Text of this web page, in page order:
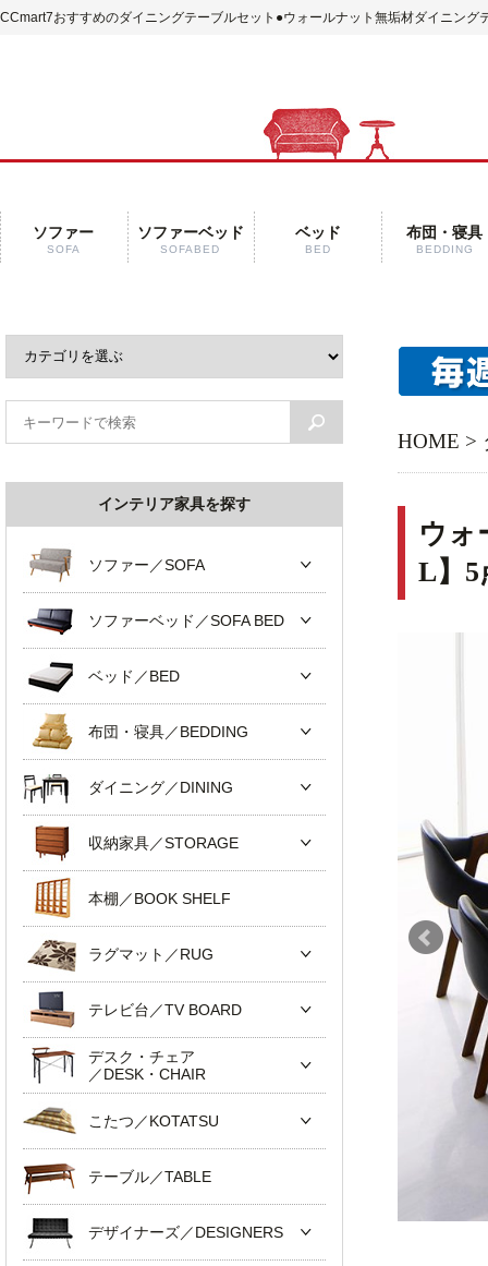
CCmart7おすすめのダイニングテーブルセット ●ウォールナット無垢材ダイニング
ソファー
SOFA
ソファーベッド
SOFABED
ベッド
BED
布団・寝具
BEDDING
HOME >
ウォ
L】5
インテリア家具を探す
ソファー／SOFA
ソファーベッド／SOFA BED
ベッド／BED
布団・寝具／BEDDING
ダイニング／DINING
収納家具／STORAGE
本棚／BOOK SHELF
ラグマット／RUG
テレビ台／TV BOARD
デスク・チェア
／DESK・CHAIR
こたつ／KOTATSU
テーブル／TABLE
デザイナーズ／DESIGNERS